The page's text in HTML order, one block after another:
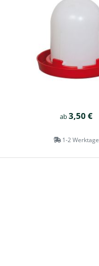
ab3,50 €
1-2 Werktage